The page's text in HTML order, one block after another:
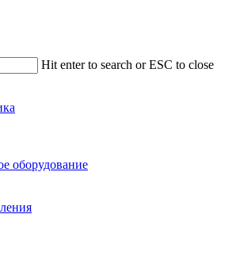
Hit enter to search or ESC to close
оборудование